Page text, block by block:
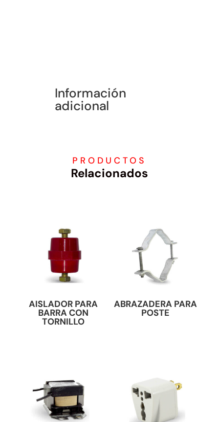
Información
adicional
PRODUCTOS
Relacionados
AISLADOR PARA
BARRA CON
TORNILLO
ABRAZADERA PARA
POSTE